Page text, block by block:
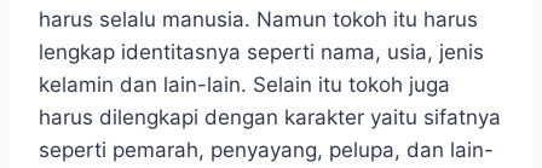
harus selalu manusia. Namun tokoh itu harus
lengkap identitasnya seperti nama, usia, jenis
kelamin dan lain-lain. Selain itu tokoh juga
harus dilengkapi dengan karakter yaitu sifatnya
seperti pemarah, penyayang, pelupa, dan lain-